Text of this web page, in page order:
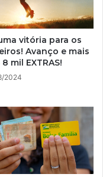
vitória para os
Avanço e mais
mil EXTRAS!
2024